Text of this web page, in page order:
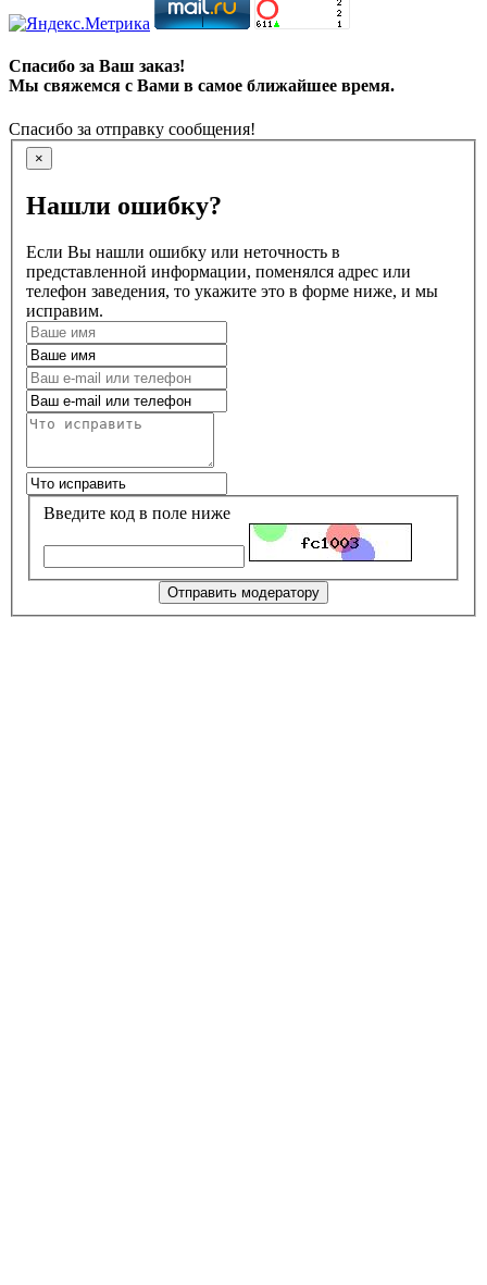
Спасибо за Ваш заказ!
Мы свяжемся с Вами в самое ближайшее время.
Спасибо за отправку сообщения!
×
Нашли ошибку?
Если Вы нашли ошибку или неточность в
представленной информации, поменялся адрес или
телефон заведения, то укажите это в форме ниже, и мы
исправим.
Введите код в поле ниже
Отправить модератору